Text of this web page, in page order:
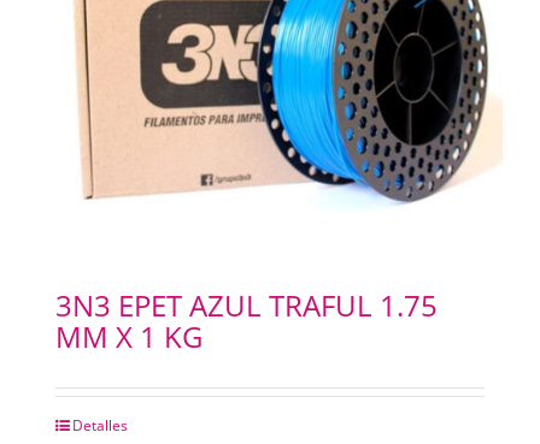
3N3 EPET AZUL TRAFUL 1.75
MM X 1 KG
Detalles